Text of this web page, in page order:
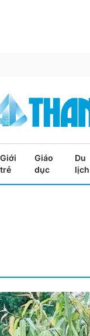
Giới
trẻ
Giáo
dục
Du
lịch